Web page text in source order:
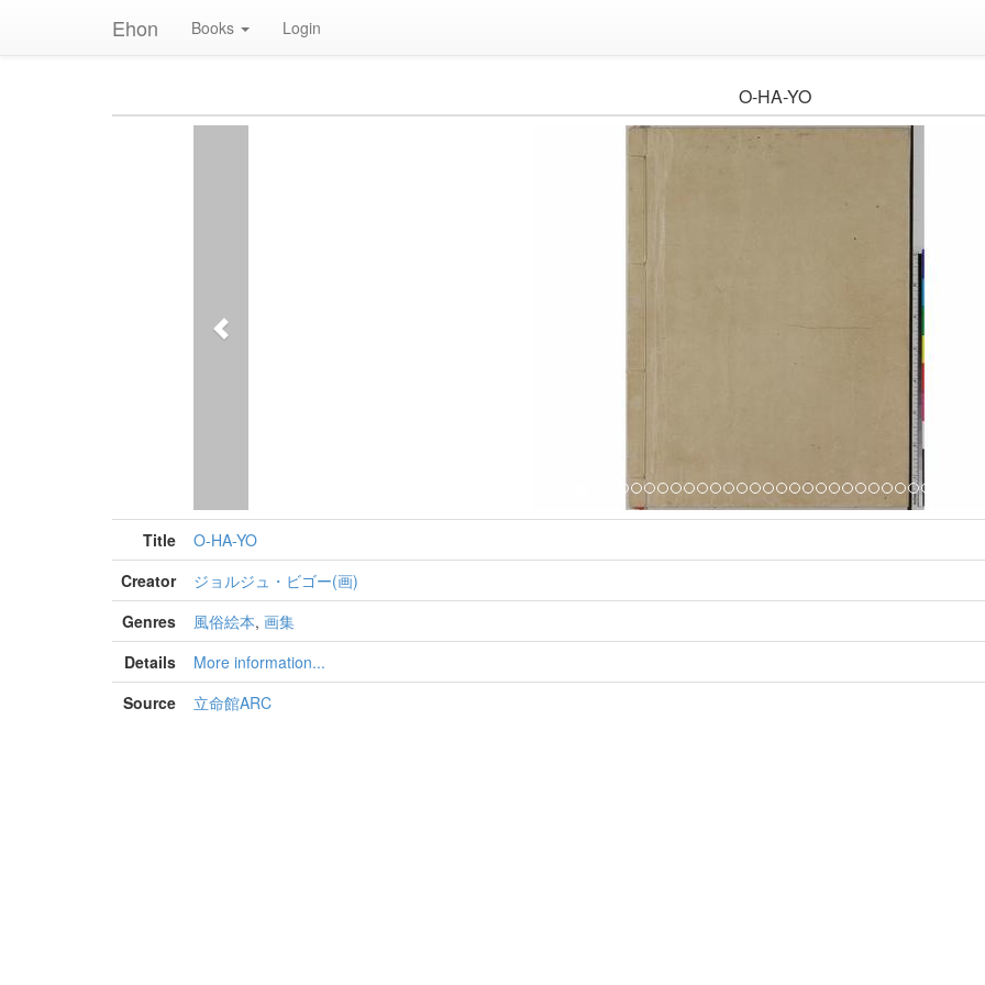
Ehon Books Login
O-HA-YO
Title
O-HA-YO
Creator
ジョルジュ・ビゴー(画)
Genres
風俗絵本, 画集
Details
More information...
Source
立命館ARC